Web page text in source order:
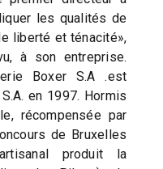
les qualités de
liberté et ténacité»,
à son entreprise.
Boxer S.A .est
en 1997. Hormis
récompensée par
de Bruxelles
produit la